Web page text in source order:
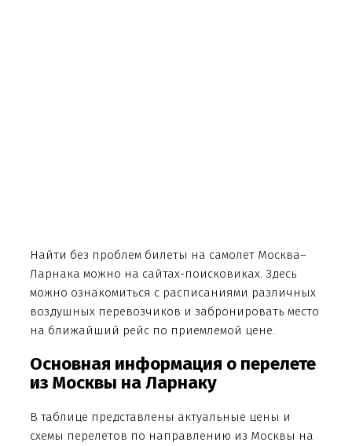
Найти без проблем билеты на самолет Москва–
Ларнака можно на сайтах-поисковиках. Здесь
можно ознакомиться с расписаниями различных
воздушных перевозчиков и забронировать место
на ближайший рейс по приемлемой цене.
Основная информация о перелете
из Москвы на Ларнаку
В таблице представлены актуальные цены и
схемы перелетов по направлению из Москвы на